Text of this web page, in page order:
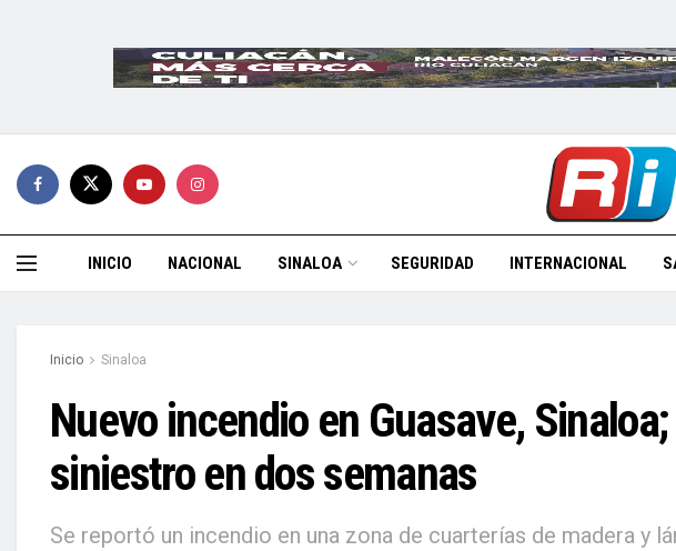
INICIO NACIONAL SINALOA SEGURIDAD INTERNACIONAL
Inicio Sinaloa
Nuevo incendio en Guasave,
siniestro en dos semanas
Se reportó un incendio en una zona de cuarterías de madera y